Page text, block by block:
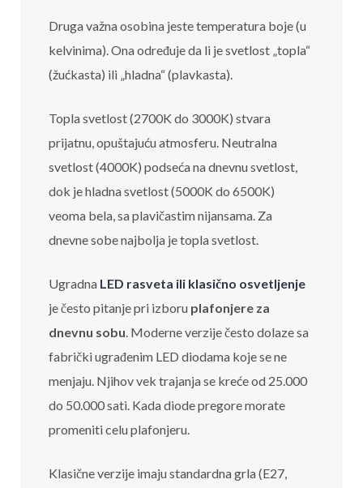
Druga važna osobina jeste temperatura boje (u
kelvinima). Ona određuje da li je svetlost „topla“
(žućkasta) ili „hladna“ (plavkasta).
Topla svetlost (2700K do 3000K) stvara
prijatnu, opuštajuću atmosferu. Neutralna
svetlost (4000K) podseća na dnevnu svetlost,
dok je hladna svetlost (5000K do 6500K)
veoma bela, sa plavičastim nijansama. Za
dnevne sobe najbolja je topla svetlost.
Ugradna LED rasveta ili klasično osvetljenje
je često pitanje pri izboru plafonjere za
dnevnu sobu. Moderne verzije često dolaze sa
fabrički ugrađenim LED diodama koje se ne
menjaju. Njihov vek trajanja se kreće od 25.000
do 50.000 sati. Kada diode pregore morate
promeniti celu plafonjeru.
Klasične verzije imaju standardna grla (E27,